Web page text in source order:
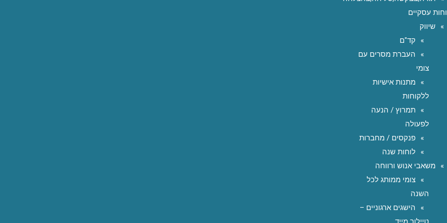
עסקיים
שיווק
קד"ם
העברת מסרים עם
צומי
מתנות אישיות
ללקוחות
תמרוץ / הנעה
לפעולה
פנקסים / מחברות
לוחות שנה
משאבי אנוש ורווחה
צומי ממותג לכל
השנה
הישגים ארגוניים –